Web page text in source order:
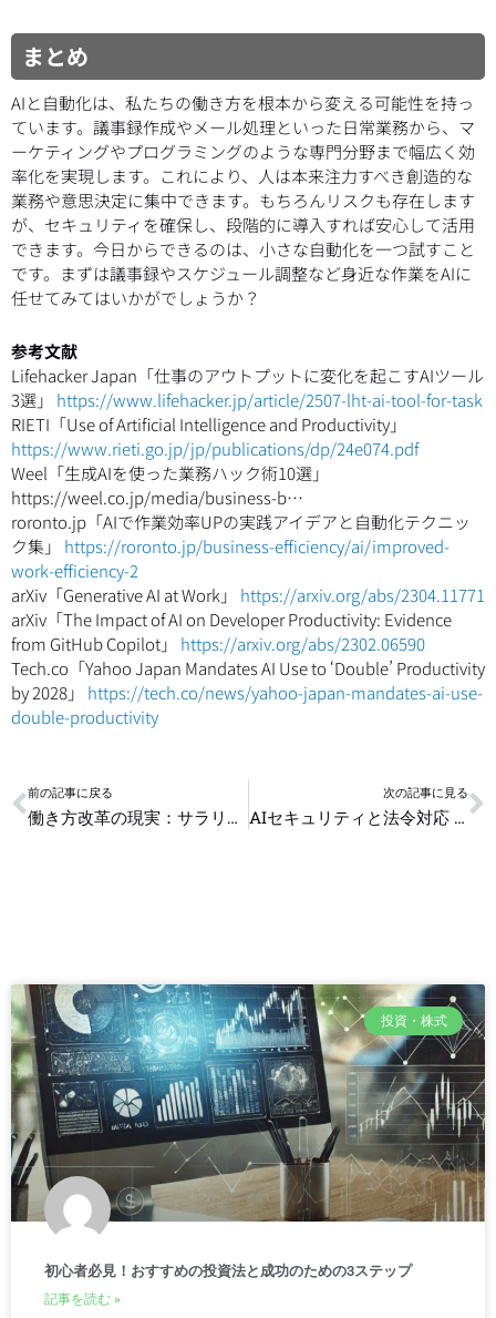
まとめ
AIと自動化は、私たちの働き方を根本から変える可能性を持っ
ています。議事録作成やメール処理といった日常業務から、マ
ーケティングやプログラミングのような専門分野まで幅広く効
率化を実現します。これにより、人は本来注力すべき創造的な
業務や意思決定に集中できます。もちろんリスクも存在します
が、セキュリティを確保し、段階的に導入すれば安心して活用
できます。今日からできるのは、小さな自動化を一つ試すこと
です。まずは議事録やスケジュール調整など身近な作業をAIに
任せてみてはいかがでしょうか？
参考文献
Lifehacker Japan「仕事のアウトプットに変化を起こすAIツール
3選」
https://www.lifehacker.jp/article/2507-lht-ai-tool-for-task
RIETI「Use of Artificial Intelligence and Productivity」
https://www.rieti.go.jp/jp/publications/dp/24e074.pdf
Weel「生成AIを使った業務ハック術10選」
https://weel.co.jp/media/business-b…
roronto.jp「AIで作業効率UPの実践アイデアと自動化テクニッ
ク集」
https://roronto.jp/business-efficiency/ai/improved-
work-efficiency-2
arXiv「Generative AI at Work」
https://arxiv.org/abs/2304.11771
arXiv「The Impact of AI on Developer Productivity: Evidence
from GitHub Copilot」
https://arxiv.org/abs/2302.06590
Tech.co「Yahoo Japan Mandates AI Use to ‘Double’ Productivity
by 2028」
https://tech.co/news/yahoo-japan-mandates-ai-use-
double-productivity
Prev
前の記事に戻る
働き方改革の現実：サラリーマンが本当に自由になるには？
次の記事に見る
AIセキュリティと法令対応 導入前に知るべき基礎知識
投資・株式
初心者必見！おすすめの投資法と成功のための3ステップ
記事を読む »